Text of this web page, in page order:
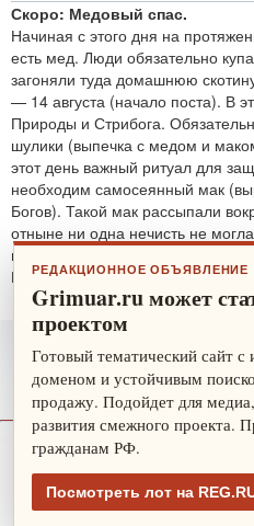
Скоро: Медовый спас.
Начиная с этого дня на
есть мед. Люди обязательно
загоняли туда домашнюю
— 14 августа (начало поста). В
Природы и Стрибога.
шулики (выпечка с медом и
этот день важный ритуал для
необходим самосеянный мак
Богов). Такой мак рассыпали
отныне ни одна нечисть не
проводятся обряды для защиты
По теме:защитные ритуалы
О нас
РЕДАКЦИОННОЕ ОБЪЯВЛЕНИЕ
Grimuar.ru может
проектом
Готовый тематический сайт
доменом и устойчивым
продажу. Подойдет для
развития смежного проекта.
гражданам РФ.
Посмотреть лот на